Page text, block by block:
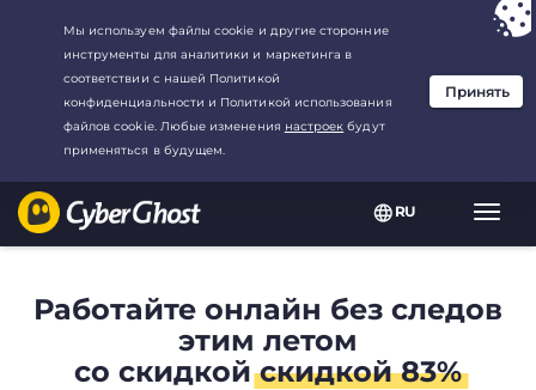
RU
Ваш выбор:Лучшая сделкадля2.1666666666667-год at$
месяц
Работайте онлайн без следов
этим летом
со скидкойскидкой 83%